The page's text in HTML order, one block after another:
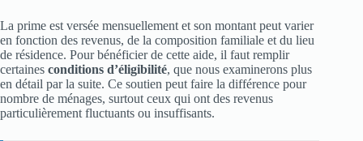
La prime est versée mensuellement et son montant peut varier
en fonction des revenus, de la composition familiale et du lieu
de résidence. Pour bénéficier de cette aide, il faut remplir
certaines conditions d’éligibilité, que nous examinerons plus
en détail par la suite. Ce soutien peut faire la différence pour
nombre de ménages, surtout ceux qui ont des revenus
particulièrement fluctuants ou insuffisants.